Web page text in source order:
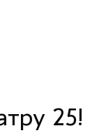
25!